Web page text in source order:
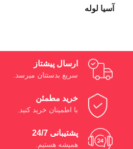
آسیا لوله
ارسال پیشتاز
سریع بدستتان میرسد.
خرید مطمئن
با اطمینان خرید کنید.
پشتیبانی 24/7
همیشه هستیم.